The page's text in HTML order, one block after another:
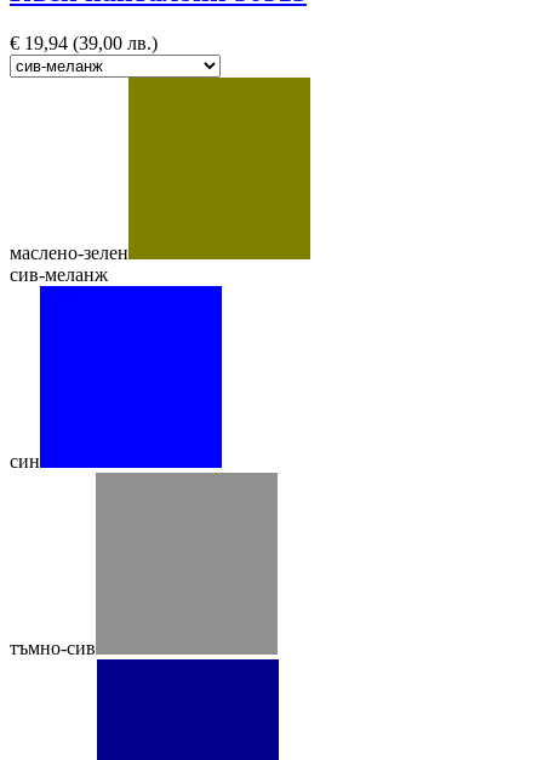
€ 19,94 (39,00 лв.)
маслено-зелен
сив-меланж
син
тъмно-сив